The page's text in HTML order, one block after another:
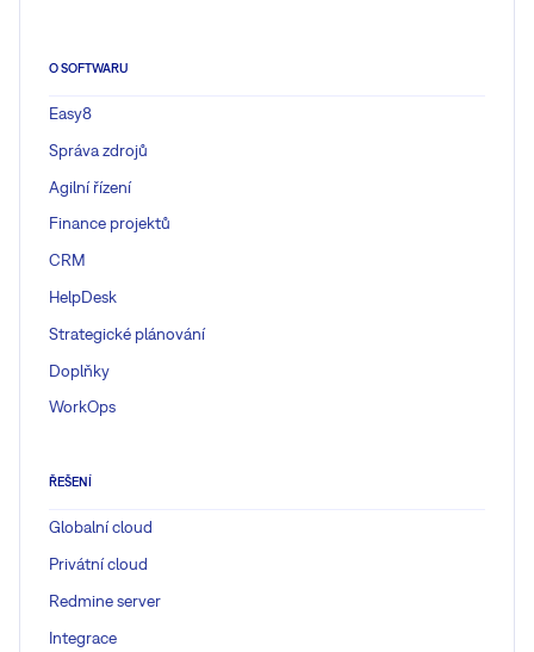
O SOFTWARU
Easy8
Správa zdrojů
Agilní řízení
Finance projektů
CRM
HelpDesk
Strategické plánování
Doplňky
WorkOps
ŘEŠENÍ
Globalní cloud
Privátní cloud
Redmine server
Integrace